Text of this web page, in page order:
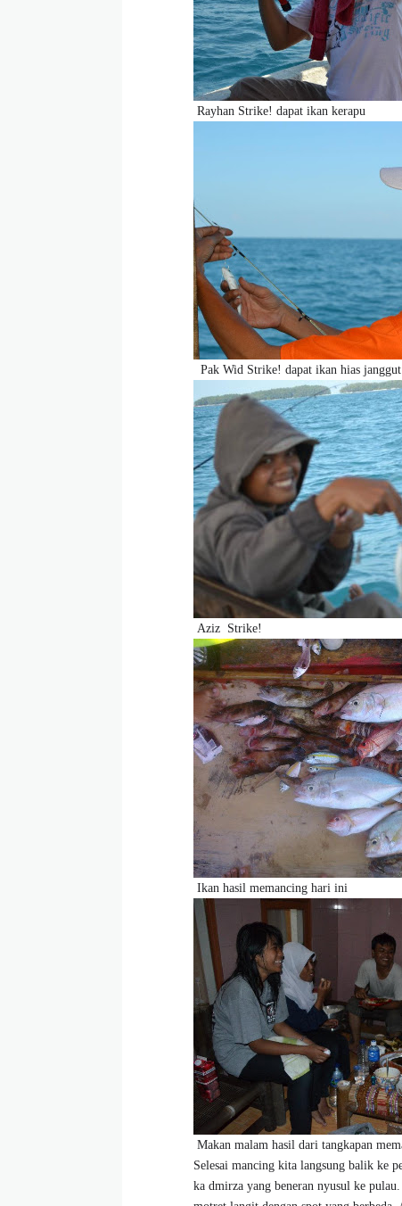
Rayhan Strike! dapat ikan kerapu
Pak Wid Strike! dapat ikan hias
Aziz Strike!
Ikan hasil memancing hari ini
Makan malam hasil dari tangkapan
Selesai mancing kita langsung balik ke
ka dmirza yang beneran nyusul ke